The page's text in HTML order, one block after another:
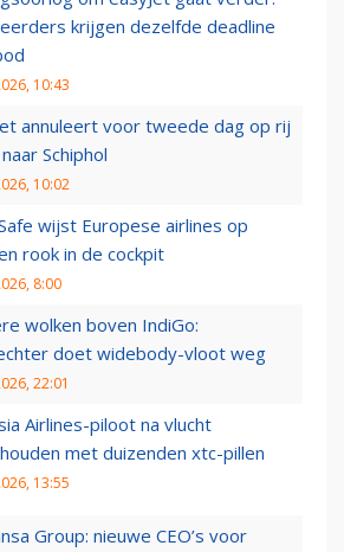
krijgen dezelfde deadline
10:43
annuleert voor tweede dag op rij
Schiphol
10:02
wijst Europese airlines op
rook in de cockpit
8:00
wolken boven IndiGo:
doet widebody-vloot weg
22:01
Airlines-piloot na vlucht
met duizenden xtc-pillen
13:55
Group: nieuwe CEO’s voor